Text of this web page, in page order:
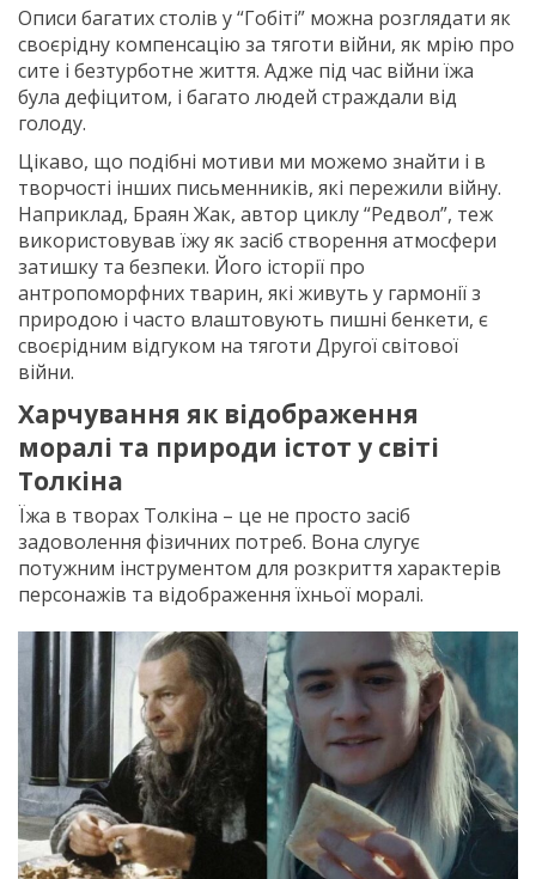
Описи багатих столів у “Гобіті” можна розглядати як
своєрідну компенсацію за тяготи війни, як мрію про
сите і безтурботне життя. Адже під час війни їжа
була дефіцитом, і багато людей страждали від
голоду.
Цікаво, що подібні мотиви ми можемо знайти і в
творчості інших письменників, які пережили війну.
Наприклад, Браян Жак, автор циклу “Редвол”, теж
використовував їжу як засіб створення атмосфери
затишку та безпеки. Його історії про
антропоморфних тварин, які живуть у гармонії з
природою і часто влаштовують пишні бенкети, є
своєрідним відгуком на тяготи Другої світової
війни.
Харчування як відображення
моралі та природи істот у світі
Толкіна
Їжа в творах Толкіна – це не просто засіб
задоволення фізичних потреб. Вона слугує
потужним інструментом для розкриття характерів
персонажів та відображення їхньої моралі.